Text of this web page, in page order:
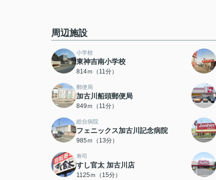
周辺施設
小学校
東神吉南小学校
814ｍ（11分）
郵便局
加古川船頭郵便局
849ｍ（11分）
総合病院
フェニックス加古川記念病院
985ｍ（13分）
寿司
すし官太 加古川店
1125ｍ（15分）